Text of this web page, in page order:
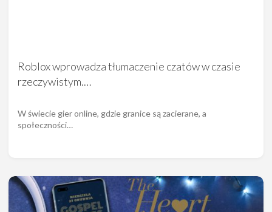
Roblox wprowadza tłumaczenie czatów w czasie
rzeczywistym.…
W świecie gier online, gdzie granice są zacierane, a
społeczności…